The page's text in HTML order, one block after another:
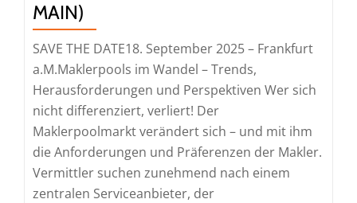
und
jetzt?
(Pressetermin
|
Frankfurt
am
Main)
MAIN)
SAVE THE DATE18. September 2025 – Frankfurt
a.M.Maklerpools im Wandel – Trends,
Herausforderungen und Perspektiven Wer sich
nicht differenziert, verliert! Der
Maklerpoolmarkt verändert sich – und mit ihm
die Anforderungen und Präferenzen der Makler.
Vermittler suchen zunehmend nach einem
zentralen Serviceanbieter, der